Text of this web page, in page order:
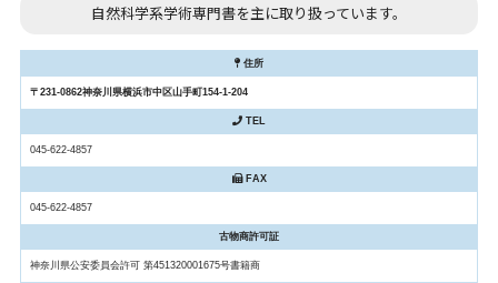
自然科学系学術専門書を主に取り扱っています。
住所
〒231-0862神奈川県横浜市中区山手町154-1-204
TEL
045-622-4857
FAX
045-622-4857
古物商許可証
神奈川県公安委員会許可 第451320001675号書籍商